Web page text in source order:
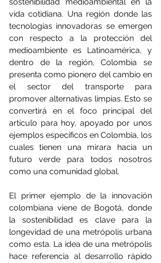
vida cotidiana. Una región donde las
tecnologías innovadoras se emergen
con respecto a la protección del
medioambiente es Latinoamérica, y
dentro de la región, Colombia se
presenta como pionero del cambio en
el sector del transporte para
promover alternativas limpias. Esto se
convertirá en el foco principal del
artículo para hoy, apoyado por unos
ejemplos específicos en Colombia, los
cuales tienen una mirara hacia un
futuro verde para todos nosotros
como una comunidad global.
El primer ejemplo de la innovación
colombiana viene de Bogotá, donde
la sostenibilidad es clave para la
longevidad de una metrópolis urbana
como esta. La idea de una metrópolis
hace referencia al desarrollo rápido